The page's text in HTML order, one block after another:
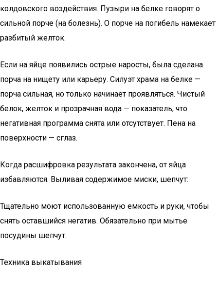
колдовского воздействия. Пузыри на белке говорят о
сильной порче (на болезнь). О порче на погибель намекает
разбитый желток.
Если на яйце появились острые наросты, была сделана
порча на нищету или карьеру. Силуэт храма на белке —
порча сильная, но только начинает проявляться. Чистый
белок, желток и прозрачная вода — показатель, что
негативная программа снята или отсутствует. Пена на
поверхности — сглаз.
Когда расшифровка результата закончена, от яйца
избавляются. Выливая содержимое миски, шепчут:
Тщательно моют использованную емкость и руки, чтобы
снять оставшийся негатив. Обязательно при мытье
посудины шепчут:
Техника выкатывания